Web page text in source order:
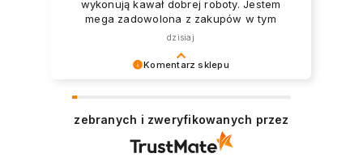
Komentarz sklepu
NEONAIL. Pozdrawiamy
wykonują kawał dobrej roboty. Jestem
mega zadowolona z zakupów w tym
sklepie.
dzisiaj
zebranych i zweryfikowanych przez